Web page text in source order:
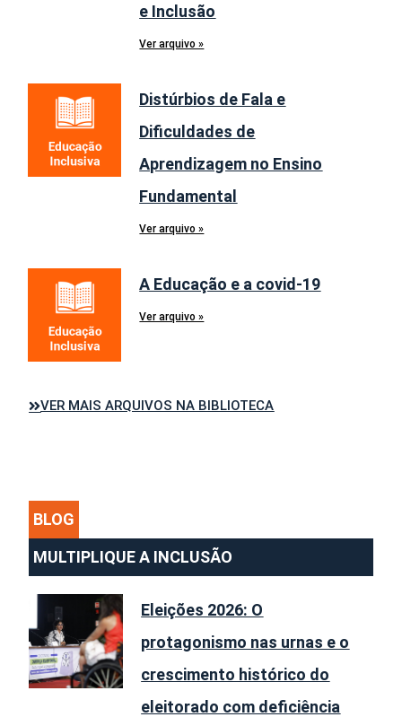
e Inclusão
Ver arquivo »
Distúrbios de Fala e
Dificuldades de
Aprendizagem no Ensino
Fundamental
Ver arquivo »
A Educação e a covid-19
Ver arquivo »
VER MAIS ARQUIVOS NA BIBLIOTECA
BLOG
MULTIPLIQUE A INCLUSÃO
Eleições 2026: O
protagonismo nas urnas e o
crescimento histórico do
eleitorado com deficiência